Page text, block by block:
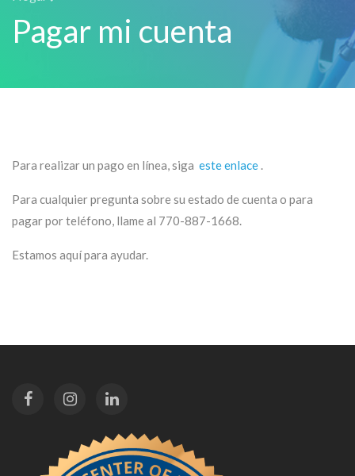
Pagar mi cuenta
Para realizar un pago en línea, siga este enlace .
Para cualquier pregunta sobre su estado de cuenta o para
pagar por teléfono, llame al 770-887-1668.
Estamos aquí para ayudar.